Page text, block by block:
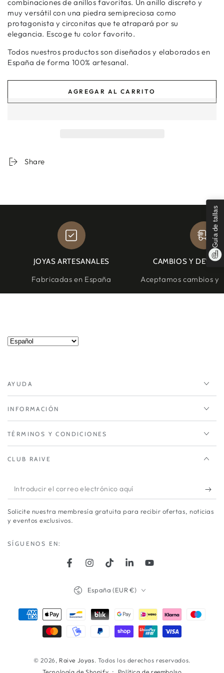
Guía de tallas
combinaciones de anillos favoritas. Un anillo discreto y
muy versátil con una piedra semipreciosa como
protagonista y circonitas que te atrapará por su
elegancia. Escoge tu color favorito.
Todos nuestros productos son diseñados y elaborados en
España de forma 100% artesanal.
AGREGAR AL CARRITO
Share
JOYAS ARTESANALES
Fabricadas en España
CAMBIOS Y
Aceptamos cambios y
AYUDA
INFORMACIÓN
TÉRMINOS Y CONDICIONES
CLUB RAIVE
Introducir
el
correo
aquí
Solicite nuestra membresía gratuita para recibir ofertas, noticias
y eventos exclusivos.
SÍGUENOS EN:
FacebookInstagramTikTokLinkedInYouTube
© 2026, Raive Joyas. Todos los derechos reservados.
Política de reembolso
España (EUR €)
Métodos